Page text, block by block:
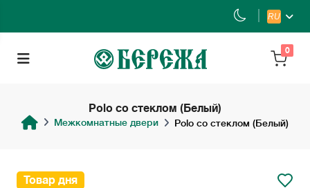
RU
0
Polo со стеклом (Белый)
Межкомнатные двери Polo со стеклом (Белый)
Товар дня